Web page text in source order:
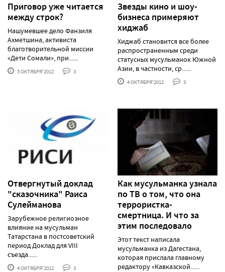
Приговор уже читается
между строк?
Нашумевшее дело Фанзиля
Ахметшина, активиста
благотворительной миссии
«Дети Сомали», при......
5 ОКТЯБРЯ'2012 3
Звезды кино и шоу-
бизнеса примеряют
хиджаб
Хиджаб становится все более
распространенным среди
статусных мусульманок Южной
Азии, в частности, ср......
4 ОКТЯБРЯ'2012 3
Отвергнутый доклад
"сказочника" Раиса
Сулейманова
Зарубежное религиозное
влияние на мусульман
Татарстана в постсоветский
период Доклад для VIII
съезда......
4 ОКТЯБРЯ'2012 3
Как мусульманка узнала
по ТВ о том, что она
террористка-
смертница. И что за
этим последовало
Этот текст написала
мусульманка из Дагестана,
которая прислала главному
редактору «Кавказской......